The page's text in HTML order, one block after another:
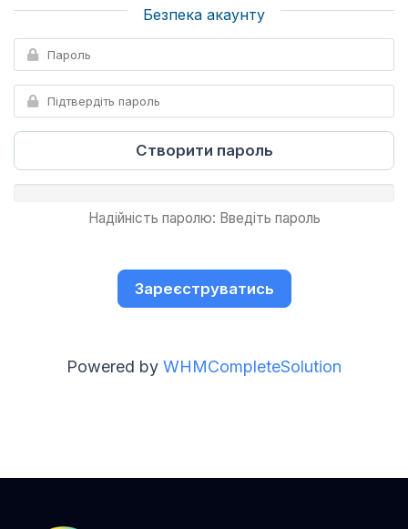
Безпека акаунту
Створити пароль
Надійність паролю: Введіть пароль
Powered by WHMCompleteSolution